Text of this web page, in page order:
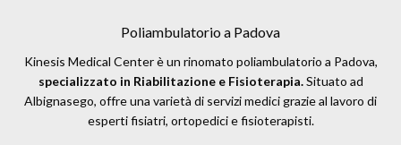
Poliambulatorio a Padova
Kinesis Medical Center è un rinomato poliambulatorio a Padova,
specializzato in Riabilitazione e Fisioterapia.Situato ad
Albignasego, offre una varietà di servizi medici grazie al lavoro di
esperti fisiatri, ortopedici e fisioterapisti.